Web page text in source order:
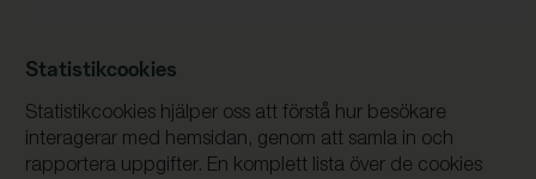
Statistikcookies
Statistikcookies hjälper oss att förstå hur besökare
interagerar med hemsidan, genom att samla in och
rapportera uppgifter. En komplett lista över de cookies